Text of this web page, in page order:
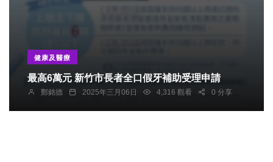
健康及醫療
最高6萬元 新竹市長者全口假牙補助受理申請
鄭銘德 2025年三月06日 4,316 觀看 0 分享